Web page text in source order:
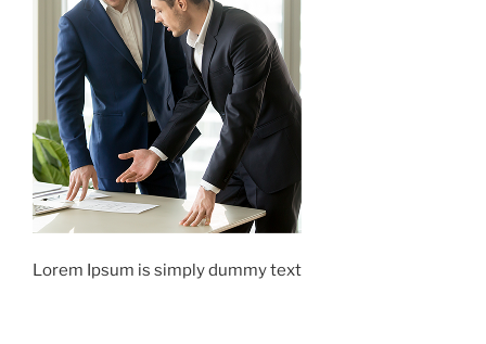
Lorem Ipsum is simply dummy text